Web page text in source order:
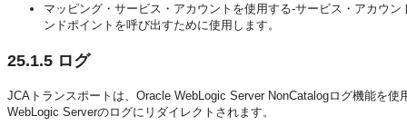
マッピング・サービス・アカウントを使用する-サービス・アカウ
ンドポイントを呼び出すために使用します。
25.1.5 ログ
JCAトランスポートは、Oracle WebLogic Server NonCatalogログ機能を
WebLogic Serverのログにリダイレクトされます。